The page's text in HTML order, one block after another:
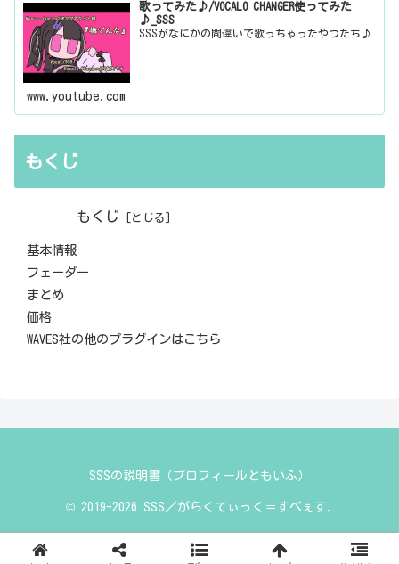
歌ってみた♪/VOCALO CHANGER使ってみた
♪_SSS
SSSがなにかの間違いで歌っちゃったやつたち♪
www.youtube.com
もくじ
もくじ
基本情報
フェーダー
まとめ
価格
WAVES社の他のプラグインはこちら
SSSの説明書（プロフィールともいふ）
© 2019-2026 SSS／がらくてぃっく＝すぺぇす.